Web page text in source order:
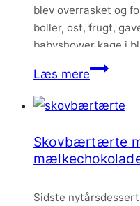
blev overrasket og
boller, ost, frugt,
babyshower kage i
Læs mere
med
og
Skovbærtærte
Sidste